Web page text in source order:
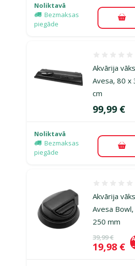
Noliktavā
Bezmaksas
piegāde
Akvārija
Avesa, 80 x
cm
Cena
99,99 €
Noliktavā
Bezmaksas
piegāde
Akvārija
Avesa Bowl,
250 mm
Oriģinālā
39,99 €
Cena
19,98 €